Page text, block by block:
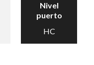
Nivel
puerto
HC